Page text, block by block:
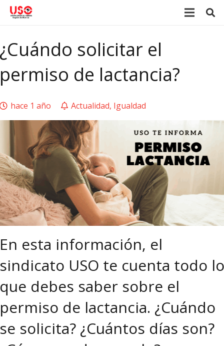
¿Cuándo solicitar el
permiso de lactancia?
hace 1 año Actualidad, Igualdad
En esta información, el
sindicato USO te cuenta todo lo
que debes saber sobre el
permiso de lactancia. ¿Cuándo
se solicita? ¿Cuántos días son?